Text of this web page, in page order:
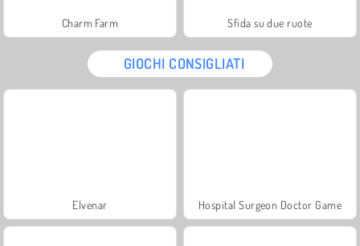
Charm Farm Sfida su due ruote
GIOCHI CONSIGLIATI
Elvenar Hospital Surgeon Doctor Game